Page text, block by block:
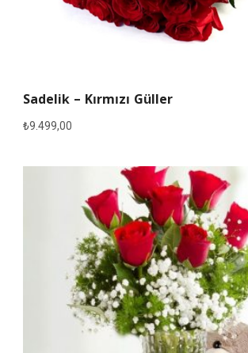
Sadelik – Kırmızı Güller
₺9.499,00